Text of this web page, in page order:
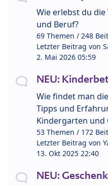
Wie erlebst du
und Beruf?
69 Themen / 248
Letzter Beitrag von
2. Mai 2026 05:59
NEU:
Wie findet man
Tipps und
Kindergarten und
53 Themen / 172
Letzter Beitrag von
13. Okt 2025 22:40
NEU: